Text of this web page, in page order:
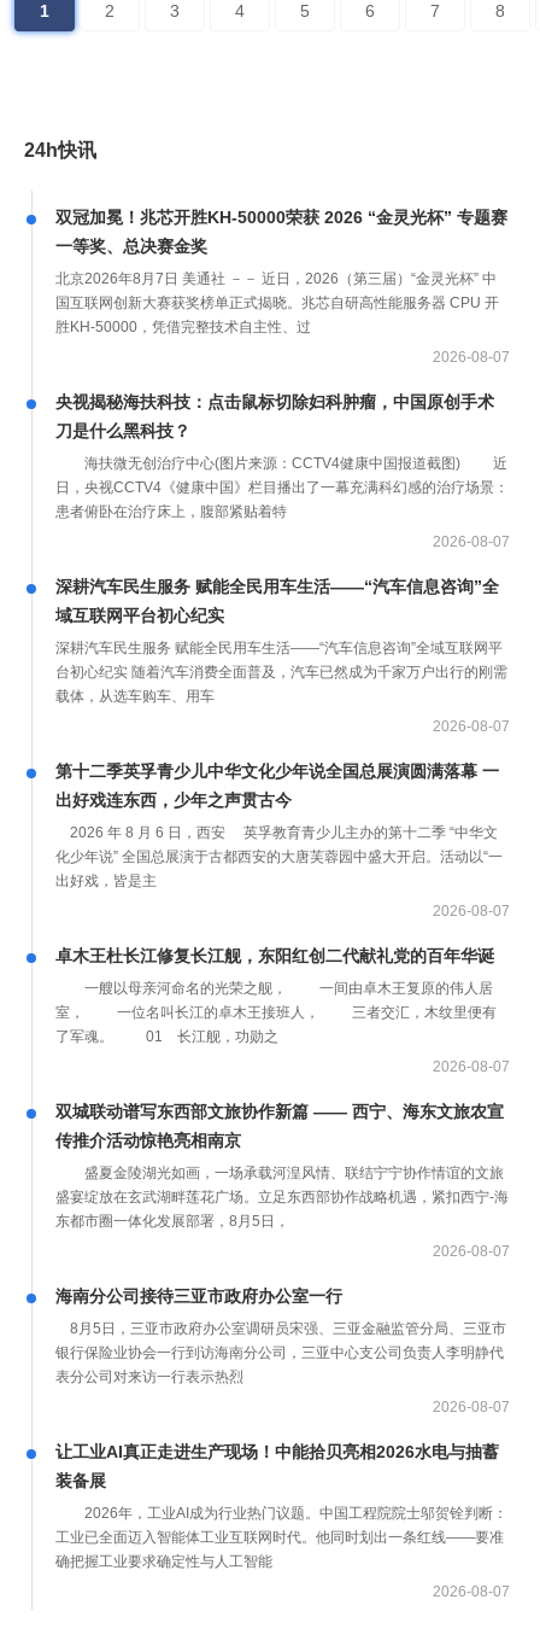
1 2 3 4 5 6 7 8
24h快讯
双冠加冕！兆芯开胜KH‑50000荣获 2026 “金灵光杯” 专题赛
一等奖、总决赛金奖
北京2026年8月7日 美通社 －－ 近日，2026（第三届）“金灵光杯” 中
国互联网创新大赛获奖榜单正式揭晓。兆芯自研高性能服务器 CPU 开
胜KH‑50000，凭借完整技术自主性、过
2026-08-07
央视揭秘海扶科技：点击鼠标切除妇科肿瘤，中国原创手术
刀是什么黑科技？
海扶微无创治疗中心(图片来源：CCTV4健康中国报道截图) 近
日，央视CCTV4《健康中国》栏目播出了一幕充满科幻感的治疗场景：
患者俯卧在治疗床上，腹部紧贴着特
2026-08-07
深耕汽车民生服务 赋能全民用车生活——“汽车信息咨询”全
域互联网平台初心纪实
深耕汽车民生服务 赋能全民用车生活——“汽车信息咨询”全域互联网平
台初心纪实 随着汽车消费全面普及，汽车已然成为千家万户出行的刚需
载体，从选车购车、用车
2026-08-07
第十二季英孚青少儿中华文化少年说全国总展演圆满落幕 一
出好戏连东西，少年之声贯古今
2026 年 8 月 6 日，西安 英孚教育青少儿主办的第十二季 “中华文
化少年说” 全国总展演于古都西安的大唐芙蓉园中盛大开启。活动以“一
出好戏，皆是主
2026-08-07
卓木王杜长江修复长江舰，东阳红创二代献礼党的百年华诞
一艘以母亲河命名的光荣之舰， 一间由卓木王复原的伟人居
室， 一位名叫长江的卓木王接班人， 三者交汇，木纹里便有
了军魂。 01 长江舰，功勋之
2026-08-07
双城联动谱写东西部文旅协作新篇 —— 西宁、海东文旅农宣
传推介活动惊艳亮相南京
盛夏金陵湖光如画，一场承载河湟风情、联结宁宁协作情谊的文旅
盛宴绽放在玄武湖畔莲花广场。立足东西部协作战略机遇，紧扣西宁-海
东都市圈一体化发展部署，8月5日，
2026-08-07
海南分公司接待三亚市政府办公室一行
8月5日，三亚市政府办公室调研员宋强、三亚金融监管分局、三亚市
银行保险业协会一行到访海南分公司，三亚中心支公司负责人李明静代
表分公司对来访一行表示热烈
2026-08-07
让工业AI真正走进生产现场！中能拾贝亮相2026水电与抽蓄
装备展
2026年，工业AI成为行业热门议题。中国工程院院士邬贺铨判断：
工业已全面迈入智能体工业互联网时代。他同时划出一条红线——要准
确把握工业要求确定性与人工智能
2026-08-07